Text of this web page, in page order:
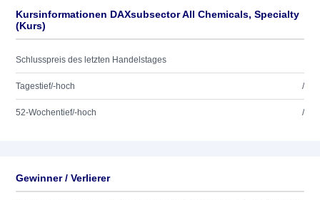
Kursinformationen DAXsubsector All Chemicals, Specialty
(Kurs)
Schlusspreis des letzten Handelstages
Tagestief/-hoch /
52-Wochentief/-hoch /
Gewinner / Verlierer